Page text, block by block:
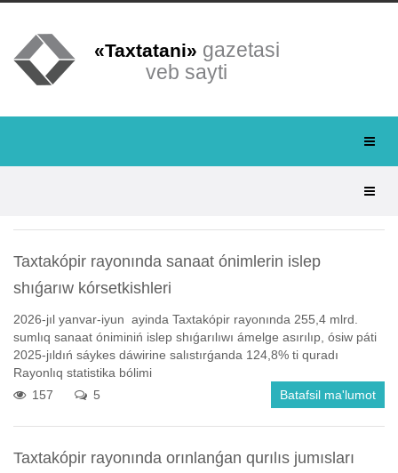
«Taxtatani» gazetasi
veb sayti
Taxtakópir rayonında sanaat ónimlerin islep
shıǵarıw kórsetkishleri
2026-jıl yanvar-iyun ayinda Taxtakópir rayonında 255,4 mlrd.
sumlıq sanaat óniminiń islep shıǵarılıwı ámelge asırılıp, ósiw páti
2025-jıldıń sáykes dáwirine salıstırǵanda 124,8% ti quradı
Rayonlıq statistika bólimi
157
5 Batafsil ma'lumot
Taxtakópir rayonında orınlanǵan qurılıs jumısları